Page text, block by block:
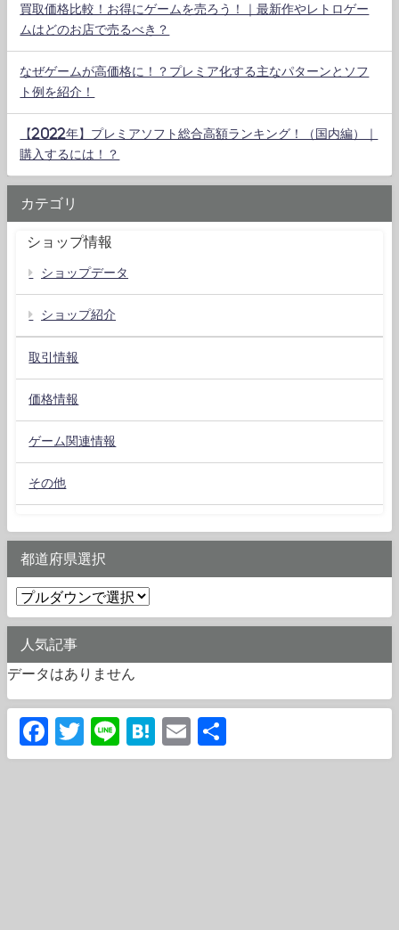
買取価格比較！お得にゲームを売ろう！｜最新作やレトロゲー
ムはどのお店で売るべき？
なぜゲームが高価格に！？プレミア化する主なパターンとソフ
ト例を紹介！
【2022年】プレミアソフト総合高額ランキング！（国内編）｜
購入するには！？
カテゴリ
ショップ情報
ショップデータ
ショップ紹介
取引情報
価格情報
ゲーム関連情報
その他
都道府県選択
人気記事
データはありません
Facebook
Twitter
LineHatena
Email
有